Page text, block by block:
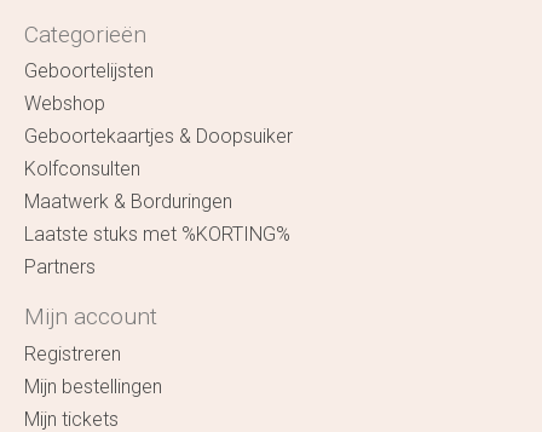
Categorieën
Geboortelijsten
Webshop
Geboortekaartjes & Doopsuiker
Kolfconsulten
Maatwerk & Borduringen
Laatste stuks met %KORTING%
Partners
Mijn account
Registreren
Mijn bestellingen
Mijn tickets